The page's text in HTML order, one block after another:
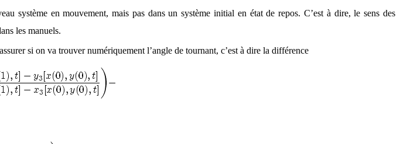
système en mouvement, mais pas dans un système initial en état de repos. C’est à dire, le sens des
les manuels.
si on va trouver numériquement l’angle de tournant, c’est à dire la différence